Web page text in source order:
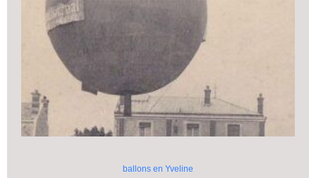
ballons en Yveline